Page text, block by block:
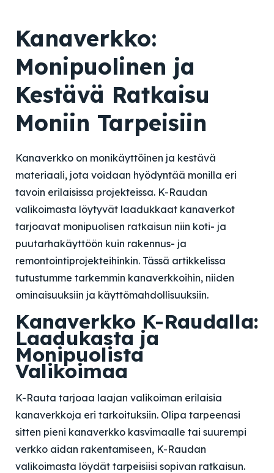
Kanaverkko:
Monipuolinen ja
Kestävä Ratkaisu
Moniin Tarpeisiin
Kanaverkko on monikäyttöinen ja kestävä
materiaali, jota voidaan hyödyntää monilla eri
tavoin erilaisissa projekteissa. K-Raudan
valikoimasta löytyvät laadukkaat kanaverkot
tarjoavat monipuolisen ratkaisun niin koti- ja
puutarhakäyttöön kuin rakennus- ja
remontointiprojekteihinkin. Tässä artikkelissa
tutustumme tarkemmin kanaverkkoihin, niiden
ominaisuuksiin ja käyttömahdollisuuksiin.
Kanaverkko K-Raudalla:
Laadukasta ja
Monipuolista
Valikoimaa
K-Rauta tarjoaa laajan valikoiman erilaisia
kanaverkkoja eri tarkoituksiin. Olipa tarpeenasi
sitten pieni kanaverkko kasvimaalle tai suurempi
verkko aidan rakentamiseen, K-Raudan
valikoimasta löydät tarpeisiisi sopivan ratkaisun.